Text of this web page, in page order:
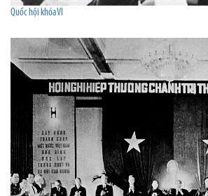
Quốc hội khóa VI